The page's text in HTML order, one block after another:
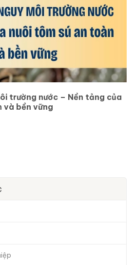
trường nước – Nền tảng của
và bền vững